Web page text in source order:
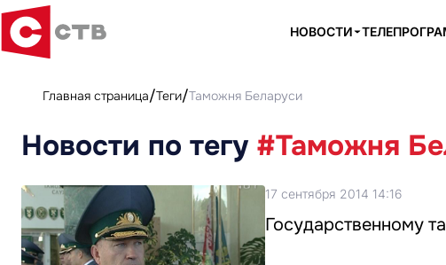
НОВОСТИ
Главная страница Теги Таможня Беларуси
Новости по тегу #Таможня
17 сентября 2014 14:16
Государственному